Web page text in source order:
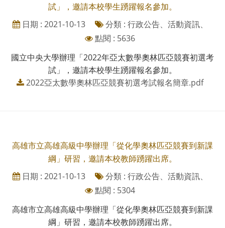
試」，邀請本校學生踴躍報名參加。
日期 : 2021-10-13
分類 : 行政公告、活動資訊、
點閱 : 5636
國立中央大學辦理「2022年亞太數學奧林匹亞競賽初選考
試」，邀請本校學生踴躍報名參加。
2022亞太數學奧林匹亞競賽初選考試報名簡章.pdf
高雄市立高雄高級中學辦理「從化學奧林匹亞競賽到新課
綱」研習，邀請本校教師踴躍出席。
日期 : 2021-10-13
分類 : 行政公告、活動資訊、
點閱 : 5304
高雄市立高雄高級中學辦理「從化學奧林匹亞競賽到新課
綱」研習，邀請本校教師踴躍出席。